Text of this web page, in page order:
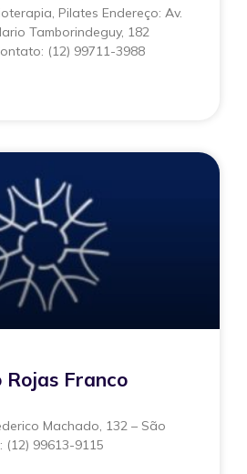
Pilates Endereço: Av.
Tamborindeguy, 182
(12) 99711-3988
Franco
Machado, 132 – São
99613-9115